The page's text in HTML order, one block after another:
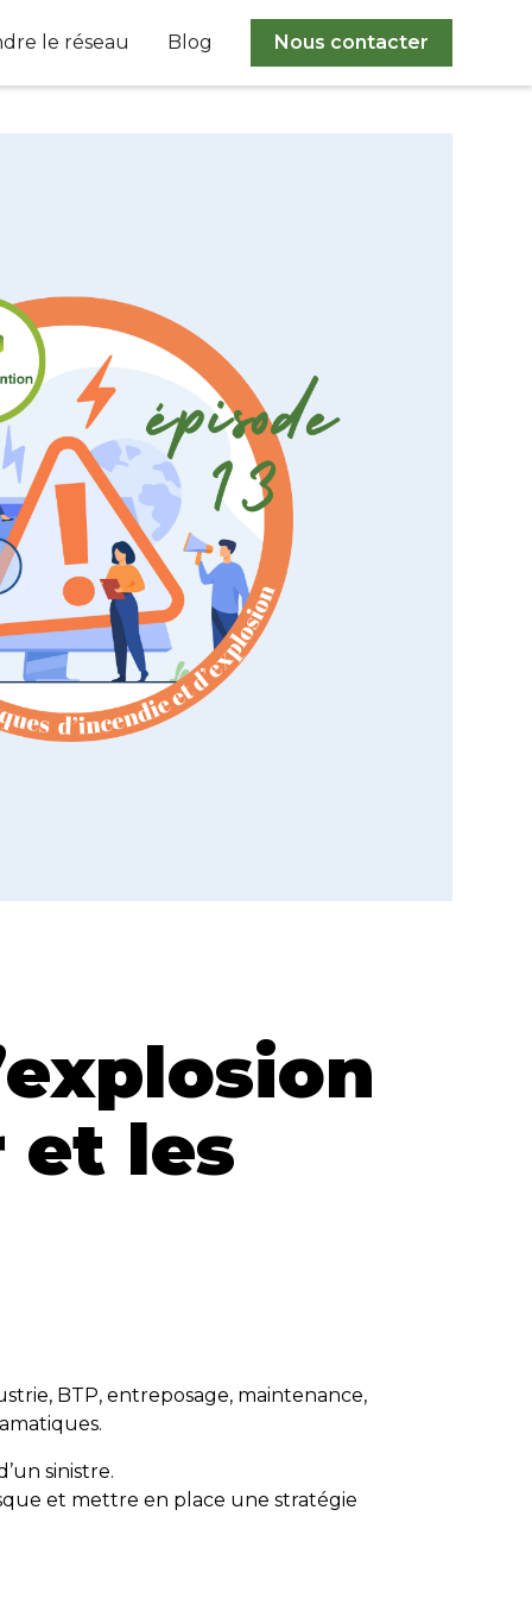
le réseau Blog Nous contacter
et les
BTP, entreposage, maintenance,
sinistre.
et mettre en place une stratégie